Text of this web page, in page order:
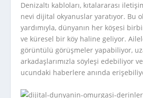
Denizaltı kabloları, kıtalararası
nevi dijital okyanuslar yaratıyor. Bu
yardımıyla, dünyanın her köşesi
ve küresel bir köy haline geliyor.
görüntülü görüşmeler yapabiliyor,
arkadaşlarımızla söyleşi edebiliyor
ucundaki haberlere anında